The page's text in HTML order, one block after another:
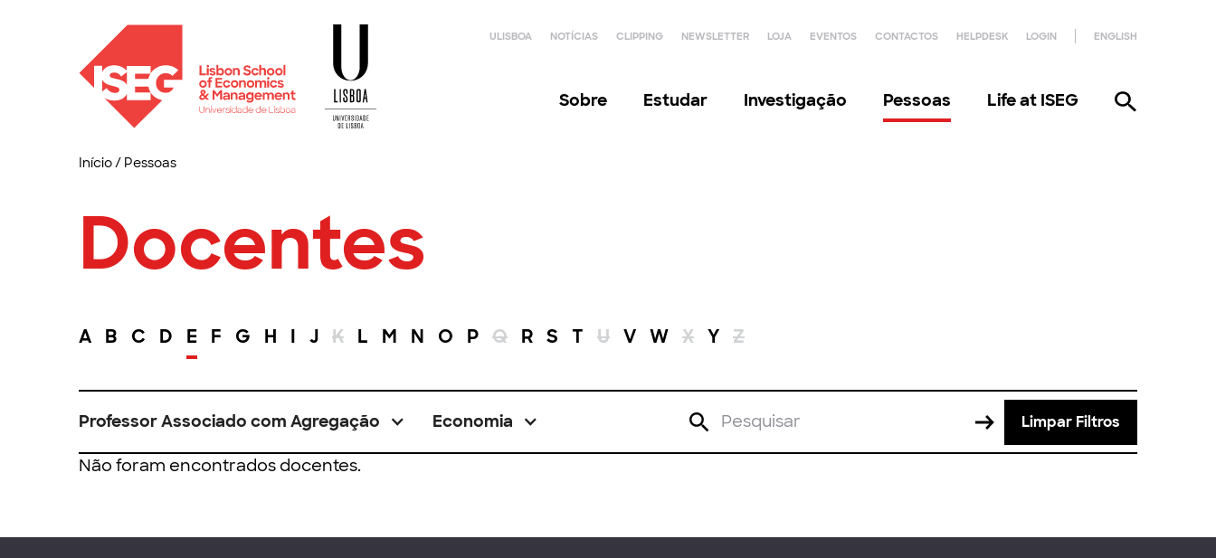
ULISBOA NOTÍCIAS CLIPPING NEWSLETTER LOJA EVENTOS CONTACTOS HELPDESK LOGIN ENGLISH
Sobre Estudar Investigação Pessoas Life at ISEG
Início/ Pessoas
Docentes
A B C D E F G H I J K L M N O P Q R S T U V W X Y Z
Professor Associado com Agregação Economia Limpar Filtros
Não foram encontrados docentes.